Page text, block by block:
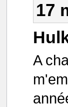
17
A